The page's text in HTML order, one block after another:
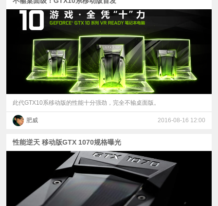
此代GTX10系移动版的性能十分强劲，完全不输桌面版。
肥威 2016-08-16 12:00
性能逆天 移动版GTX 1070规格曝光